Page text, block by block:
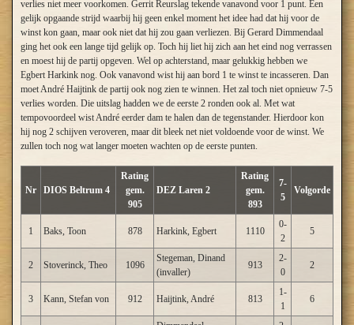
verlies niet meer voorkomen. Gerrit Reurslag tekende vanavond voor 1 punt. Een
gelijk opgaande strijd waarbij hij geen enkel moment het idee had dat hij voor de
winst kon gaan, maar ook niet dat hij zou gaan verliezen. Bij Gerard Dimmendaal
ging het ook een lange tijd gelijk op. Toch hij liet hij zich aan het eind nog verrassen
en moest hij de partij opgeven. Wel op achterstand, maar gelukkig hebben we
Egbert Harkink nog. Ook vanavond wist hij aan bord 1 te winst te incasseren. Dan
moet André Haijtink de partij ook nog zien te winnen. Het zal toch niet opnieuw 7-5
verlies worden. Die uitslag hadden we de eerste 2 ronden ook al. Met wat
tempovoordeel wist André eerder dam te halen dan de tegenstander. Hierdoor kon
hij nog 2 schijven veroveren, maar dit bleek net niet voldoende voor de winst. We
zullen toch nog wat langer moeten wachten op de eerste punten.
Nr DIOS Beltrum 4
Rating
gem.
905
DEZ Laren 2
Rating
gem.
893
7-
5
Volgorde
1 Baks, Toon 878 Harkink, Egbert 1110
0-
2
5
2 Stoverinck, Theo 1096
Stegeman, Dinand
(invaller)
913
2-
0
2
3 Kann, Stefan von 912 Haijtink, André 813
1-
1
6